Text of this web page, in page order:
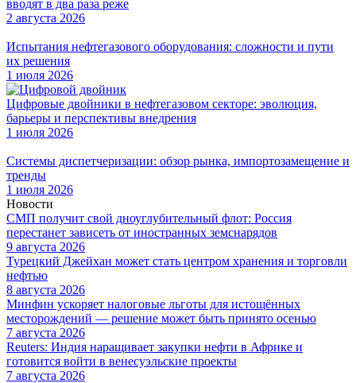
вводят в два раза реже
2 августа 2026
Испытания нефтегазового оборудования: сложности и пути
их решения
1 июля 2026
Цифровые двойники в нефтегазовом секторе: эволюция,
барьеры и перспективы внедрения
1 июля 2026
Системы диспетчеризации: обзор рынка, импортозамещение и
тренды
1 июля 2026
Новости
СМП получит свой дноуглубительный флот: Россия
перестанет зависеть от иностранных земснарядов
9 августа 2026
Турецкий Джейхан может стать центром хранения и торговли
нефтью
8 августа 2026
Минфин ускоряет налоговые льготы для истощённых
месторождений — решение может быть принято осенью
7 августа 2026
Reuters: Индия наращивает закупки нефти в Африке и
готовится войти в венесуэльские проекты
7 августа 2026